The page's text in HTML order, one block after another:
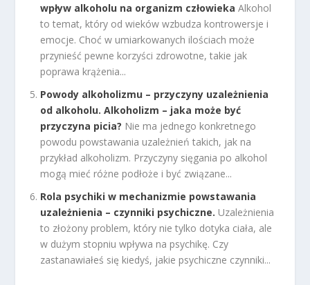
wpływ alkoholu na organizm człowieka Alkohol
to temat, który od wieków wzbudza kontrowersje i
emocje. Choć w umiarkowanych ilościach może
przynieść pewne korzyści zdrowotne, takie jak
poprawa krążenia...
Powody alkoholizmu – przyczyny uzależnienia
od alkoholu. Alkoholizm – jaka może być
przyczyna picia? Nie ma jednego konkretnego
powodu powstawania uzależnień takich, jak na
przykład alkoholizm. Przyczyny sięgania po alkohol
mogą mieć różne podłoże i być związane...
Rola psychiki w mechanizmie powstawania
uzależnienia – czynniki psychiczne. Uzależnienia
to złożony problem, który nie tylko dotyka ciała, ale
w dużym stopniu wpływa na psychikę. Czy
zastanawiałeś się kiedyś, jakie psychiczne czynniki...